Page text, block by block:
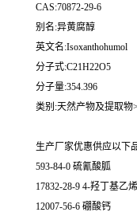
CAS:70872-29-6
别名:异黄腐醇
英文名:Isoxanthohumol
分子式:C21H22O5
分子量:354.396
类别:天然产物及提取
生产厂家优惠供应以下
593-84-0 硫氰酸胍
17832-28-9 4-羟丁基乙
12007-56-6 硼酸钙